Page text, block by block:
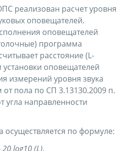
реализован расчет уровня
оповещателей.
оповещателей
программа
расстояние (L-
оповещателей
измерений уровня звука
от пола по СП 3.13130.2009 п.
угла направленности
осуществляется по формуле:
20 log10 (L),